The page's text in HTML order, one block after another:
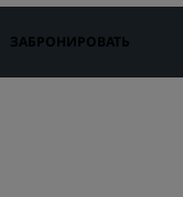
ЗАБРОНИРОВАТЬ